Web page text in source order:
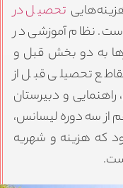
تحصیل در
نظام آموزشی در
به دو بخش قبل و
تحصیلی قبل از
و دبیرستان
دوره لیسانس،
هزینه و شهریه